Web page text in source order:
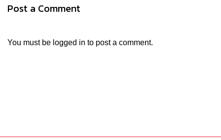
Post a Comment
You must be logged in to post a comment.